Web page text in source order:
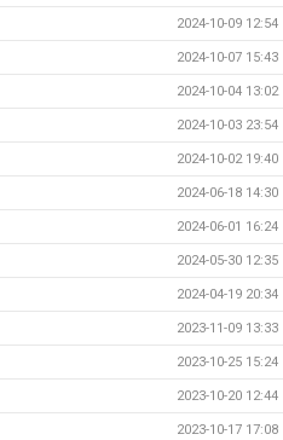
2024-10-09 12:54
2024-10-07 15:43
2024-10-04 13:02
2024-10-03 23:54
2024-10-02 19:40
2024-06-18 14:30
2024-06-01 16:24
2024-05-30 12:35
2024-04-19 20:34
2023-11-09 13:33
2023-10-25 15:24
2023-10-20 12:44
2023-10-17 17:08